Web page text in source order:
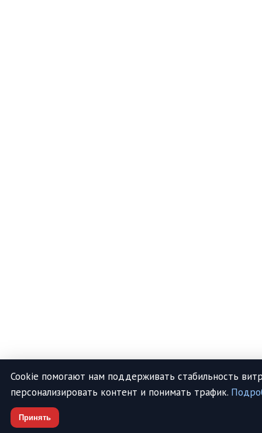
Cookie помогают нам поддерживать стабильность
персонализировать контент и понимать трафик.
Принять